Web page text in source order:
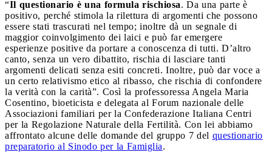
“Il questionario è una formula rischiosa. Da una parte è
positivo, perché stimola la rilettura di argomenti che possono
essere stati trascurati nel tempo; inoltre dà un segnale di
maggior coinvolgimento dei laici e può far emergere
esperienze positive da portare a conoscenza di tutti. D’altro
canto, senza un vero dibattito, rischia di lasciare tanti
argomenti delicati senza esiti concreti. Inoltre, può dar voce a
un certo relativismo etico al ribasso, che rischia di confondere
la verità con la carità”. Così la professoressa Angela Maria
Cosentino, bioeticista e delegata al Forum nazionale delle
Associazioni familiari per la Confederazione Italiana Centri
per la Regolazione Naturale della Fertilità. Con lei abbiamo
affrontato alcune delle domande del gruppo 7 del questionario
preparatorio al Sinodo per la Famiglia.